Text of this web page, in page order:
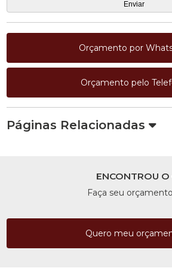
Orçamento por
Orçamento pelo
Páginas Relacionadas
ENCONTROU O
Faça seu
Quero meu